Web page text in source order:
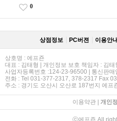
0
상점정보 PC버젼 이용안내
상호명 : 에프죤
대표 : 김태형 | 개인정보 보호 책임자 : 김태
사업자등록번호 :124-23-96500 | 통신판
전화 : Tel 031-377-2317, 378-2317 Fax
주소 : 경기도 오산시 오산로 187번지 에프
이용약관| 개인
ⓒ에프죤 All